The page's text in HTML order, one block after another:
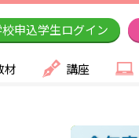
申込学生ログイン
材 講座